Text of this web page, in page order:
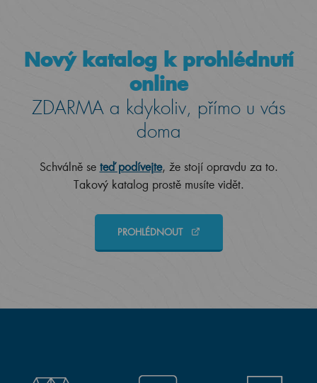
Nový katalog k prohlédnutí
online
ZDARMA a kdykoliv, přímo u vás
doma
Schválně se teď podívejte, že stojí opravdu za to.
Takový katalog prostě musíte vidět.
PROHLÉDNOUT